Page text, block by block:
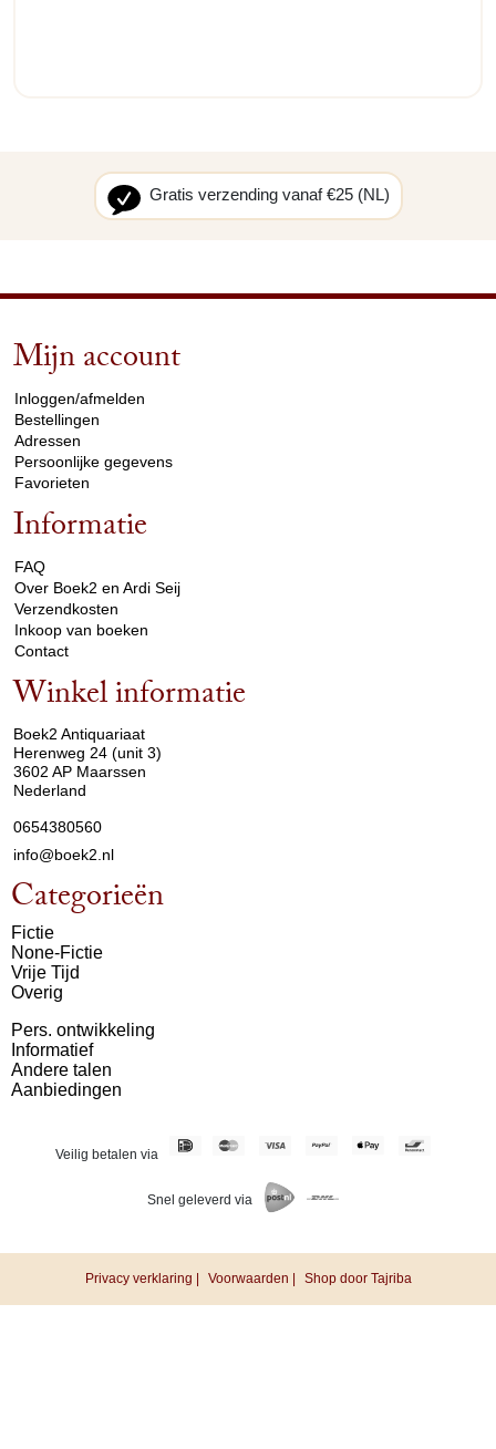
Gratis verzending vanaf €25 (NL)
Mijn account
Inloggen/afmelden
Bestellingen
Adressen
Persoonlijke gegevens
Favorieten
Informatie
FAQ
Over Boek2 en Ardi Seij
Verzendkosten
Inkoop van boeken
Contact
Winkel informatie
Boek2 Antiquariaat
Herenweg 24 (unit 3)
3602 AP Maarssen
Nederland
0654380560
info@boek2.nl
Categorieën
Fictie
None-Fictie
Vrije Tijd
Overig
Pers. ontwikkeling
Informatief
Andere talen
Aanbiedingen
Veilig betalen via
Snel geleverd via
Privacy verklaring | Voorwaarden | Shop door Tajriba